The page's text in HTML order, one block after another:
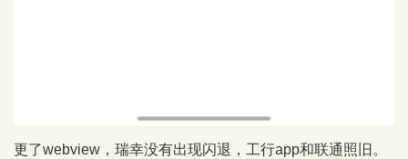
更了webview，瑞幸没有出现闪退，工行app和联通照旧。